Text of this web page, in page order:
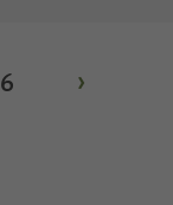
6 ›